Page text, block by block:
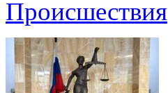
Происшествия